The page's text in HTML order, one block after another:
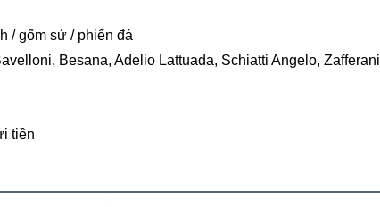
/ gốm sứ / phiến đá
Besana, Adelio Lattuada, Schiatti Angelo, Zafferani
tiền